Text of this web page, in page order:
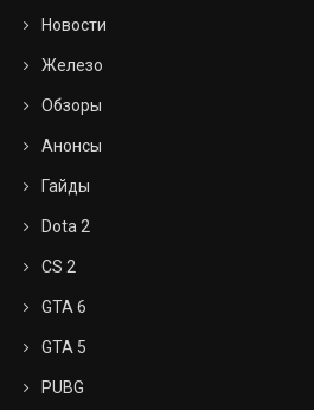
Новости
Железо
Обзоры
Анонсы
Гайды
Dota 2
CS 2
GTA 6
GTA 5
PUBG